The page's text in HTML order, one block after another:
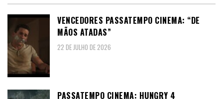
VENCEDORES PASSATEMPO CINEMA: “DE
MÃOS ATADAS”
22 DE JULHO DE 2026
PASSATEMPO CINEMA: HUNGRY 4